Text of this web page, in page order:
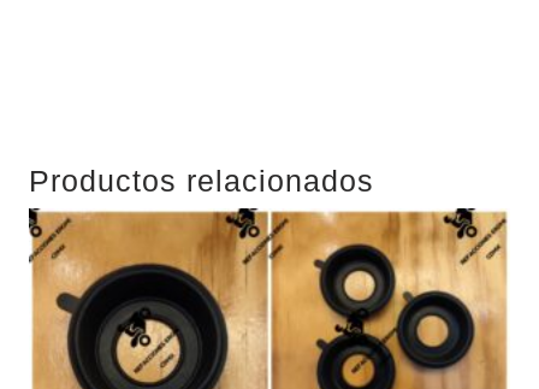
Productos relacionados